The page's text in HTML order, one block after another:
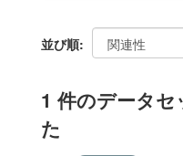
並び順
1 件のデータ
た